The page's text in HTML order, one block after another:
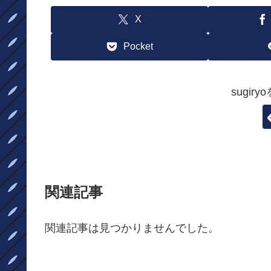
X
Pocket
sugiryo
関連記事
関連記事は見つかりませんでした。